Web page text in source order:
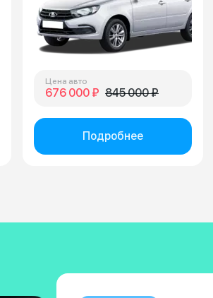
Цена авто
676 000 ₽ 845 000 ₽
Подробнее